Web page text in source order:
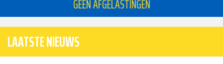
GEEN AFGELASTINGEN
LAATSTE NIEUWS